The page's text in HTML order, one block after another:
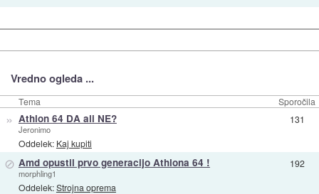
Vredno ogleda ...
Tema Sporočila
» Athlon 64 DA ali NE?
Jeronimo
Oddelek: Kaj kupiti
131
⊘ Amd opustil prvo generacijo Athlona 64 !
morphling1
Oddelek:Strojna oprema
192